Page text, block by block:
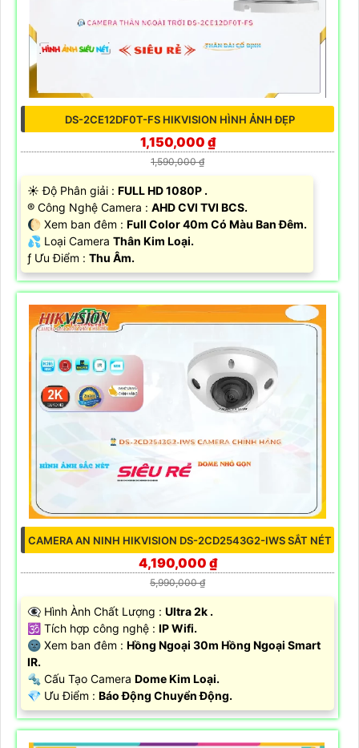
DS-2CE12DF0T-FS HIKVISION HÌNH ẢNH ĐẸP
1,150,000 ₫
1,590,000 ₫
☀️ Độ Phân giải : FULL HD 1080P .
®️ Công Nghệ Camera : AHD CVI TVI BCS.
🌔 Xem ban đêm : Full Color 40m Có Màu Ban Đêm.
💦 Loại Camera Thân Kim Loại.
️ƒ Ưu Điểm : Thu Âm.
CAMERA AN NINH HIKVISION DS-2CD2543G2-IWS SẮT NÉT
4,190,000 ₫
5,990,000 ₫
👁️‍🗨 Hình Ành Chất Lượng : Ultra 2k .
🕉️ Tích hợp công nghệ : IP Wifi.
🌚 Xem ban đêm : Hồng Ngoại 30m Hồng Ngoại Smart
IR.
🔩 Cấu Tạo Camera Dome Kim Loại.
️💎 Ưu Điểm : Báo Động Chuyển Động.